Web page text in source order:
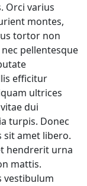
Orci varius
montes,
tortor non
pellentesque
efficitur
ultrices
dui
turpis. Donec
sit amet libero.
hendrerit urna
mattis.
vestibulum